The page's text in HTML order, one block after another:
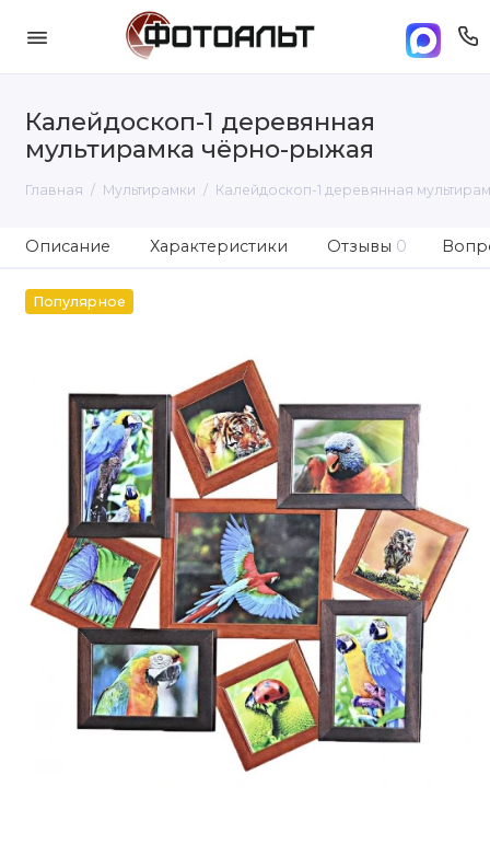
Калейдоскоп-1 деревянная
мультирамка чёрно-рыжая
Главная Мультирамки Калейдоскоп-1 деревянная
Описание Характеристики Отзывы 0
Популярное